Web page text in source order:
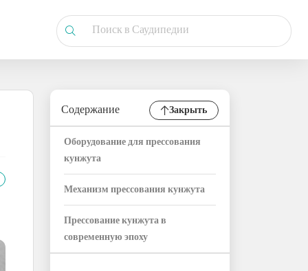
Содержание Закрыть
Оборудование для прессования
кунжута
Механизм прессования кунжута
Прессование кунжута в
современную эпоху